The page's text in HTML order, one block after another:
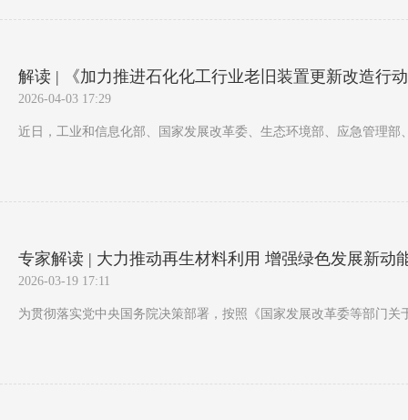
解读 | 《加力推进石化化工行业老旧装置更新改造行
2026-04-03 17:29
近日，工业和信息化部、国家发展改革委、生态环境部、应急管理
专家解读 | 大力推动再生材料利用 增强绿色发展新动
2026-03-19 17:11
为贯彻落实党中央国务院决策部署，按照《国家发展改革委等部门